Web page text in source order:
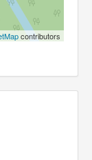
contributors